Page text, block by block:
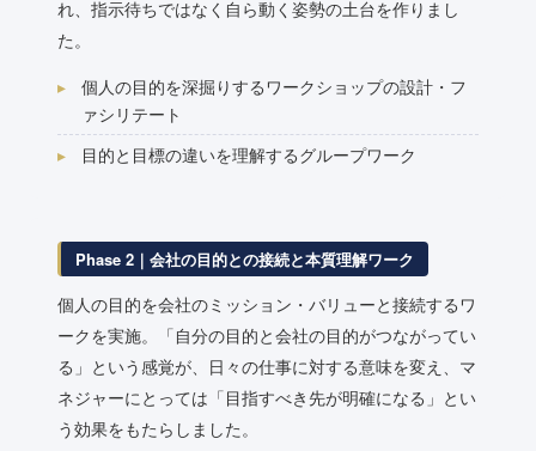
れ、指示待ちではなく自ら動く姿勢の土台を作りまし
た。
個人の目的を深掘りするワークショップの設計・フ
ァシリテート
目的と目標の違いを理解するグループワーク
Phase 2｜会社の目的との接続と本質理解ワーク
個人の目的を会社のミッション・バリューと接続するワ
ークを実施。「自分の目的と会社の目的がつながってい
る」という感覚が、日々の仕事に対する意味を変え、マ
ネジャーにとっては「目指すべき先が明確になる」とい
う効果をもたらしました。